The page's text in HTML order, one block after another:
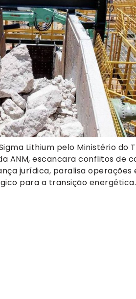
Lithium pelo Ministério do
ANM, escancara conflitos de
jurídica, paralisa operações
para a transição energética.